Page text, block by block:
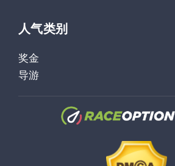
人气类​​别
奖金
导游